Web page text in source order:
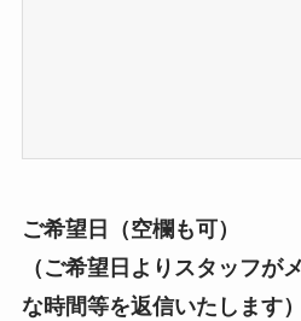
ご希望日（空欄も可）
（ご希望日よりスタッフが
な時間等を返信いたします）